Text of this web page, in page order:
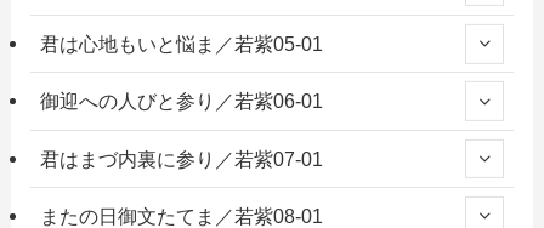
君は心地もいと悩ま／若紫05-01
御迎への人びと参り／若紫06-01
君はまづ内裏に参り／若紫07-01
またの日御文たてま／若紫08-01